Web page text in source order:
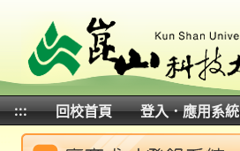
::: 回校首頁 登入．應用系統